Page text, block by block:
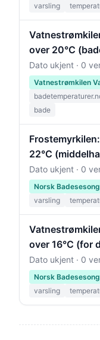
varsling
over 20°C
Dato ukjent · 0
Vatnestrømkilen
bade
22°C
Dato ukjent · 0
Norsk
varsling
over 16°C (for
Dato ukjent · 0
Norsk
varsling